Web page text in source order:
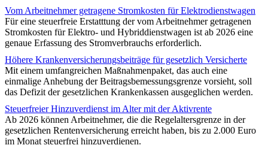
Vom Arbeitnehmer getragene Stromkosten für Elektrodienstwagen
Für eine steuerfreie Erstatttung der vom Arbeitnehmer getragenen
Stromkosten für Elektro- und Hybriddienstwagen ist ab 2026 eine
genaue Erfassung des Stromverbrauchs erforderlich.
Höhere Krankenversicherungsbeiträge für gesetzlich Versicherte
Mit einem umfangreichen Maßnahmenpaket, das auch eine
einmalige Anhebung der Beitragsbemessungsgrenze vorsieht, soll
das Defizit der gesetzlichen Krankenkassen ausgeglichen werden.
Steuerfreier Hinzuverdienst im Alter mit der Aktivrente
Ab 2026 können Arbeitnehmer, die die Regelaltersgrenze in der
gesetzlichen Rentenversicherung erreicht haben, bis zu 2.000 Euro
im Monat steuerfrei hinzuverdienen.